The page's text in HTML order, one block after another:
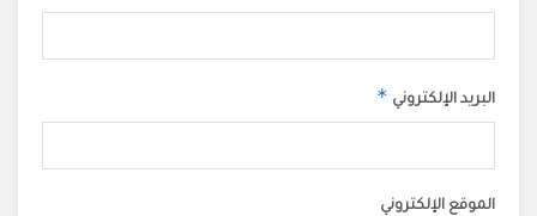
البريد الإلكتروني *
الموقع الإلكتروني